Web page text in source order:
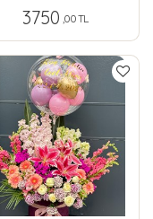
3750 ,00 TL